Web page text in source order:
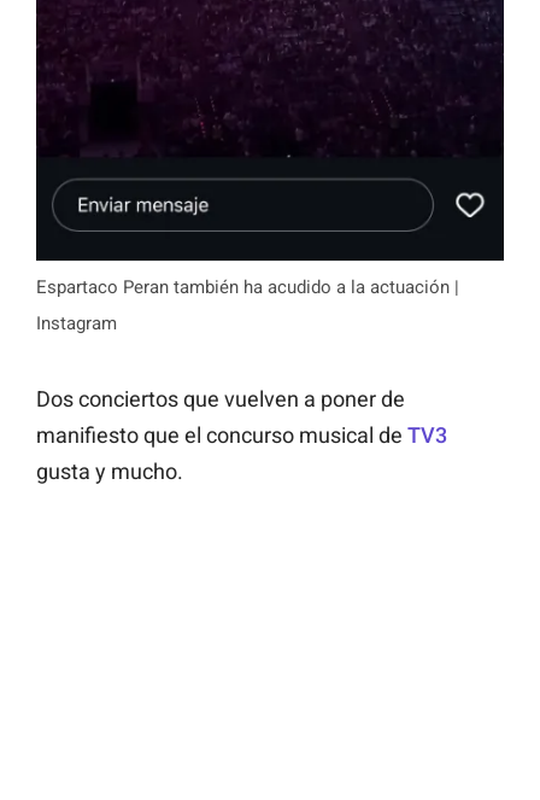
Espartaco Peran también ha acudido a la actuación |
Instagram
Dos conciertos que vuelven a poner de
manifiesto que el concurso musical de TV3
gusta y mucho.